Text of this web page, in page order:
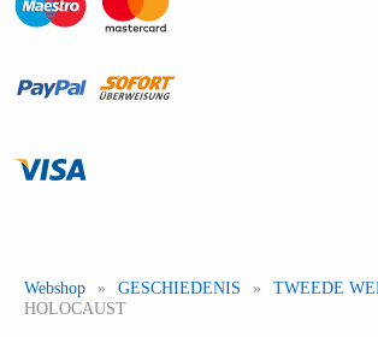
Webshop » GESCHIEDENIS » TWEEDE
HOLOCAUST